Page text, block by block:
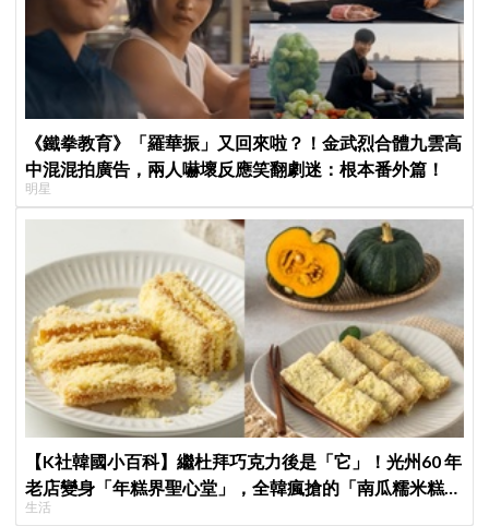
《鐵拳教育》「羅華振」又回來啦？！金武烈合體九雲高
中混混拍廣告，兩人嚇壞反應笑翻劇迷：根本番外篇！
明星
【K社韓國小百科】繼杜拜巧克力後是「它」！光州60 年
老店變身「年糕界聖心堂」，全韓瘋搶的「南瓜糯米糕」
到底多厲害？
生活